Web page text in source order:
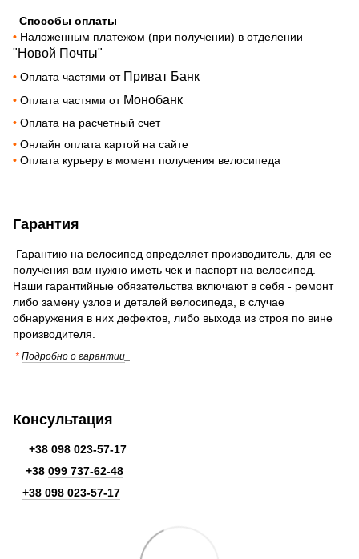
Способы оплаты
• Наложенным платежом (при получении) в отделении
"Новой Почты"
• Оплата частями от Приват Банк
• Оплата частями от Монобанк
• Оплата на расчетный счет
• Онлайн оплата картой на сайте
• Оплата курьеру в момент получения велосипеда
Гарантия
Гарантию на велосипед определяет производитель, для ее
получения вам нужно иметь чек и паспорт на велосипед.
Наши гарантийные обязательства включают в себя - ремонт
либо замену узлов и деталей велосипеда, в случае
обнаружения в них дефектов, либо выхода из строя по вине
производителя.
* Подробно о гарантии
Консультация
+38 098 023-57-17
+38 099 737-62-48
+38 098 023-57-17